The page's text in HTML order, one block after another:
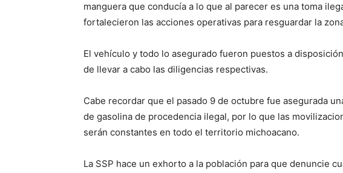
manguera que conducía a lo que al parecer es una toma
fortalecieron las acciones operativas para resguardar la
El vehículo y todo lo asegurado fueron puestos a
de llevar a cabo las diligencias respectivas.
Cabe recordar que el pasado 9 de octubre fue asegurada
de gasolina de procedencia ilegal, por lo que las
serán constantes en todo el territorio michoacano.
La SSP hace un exhorto a la población para que denuncie